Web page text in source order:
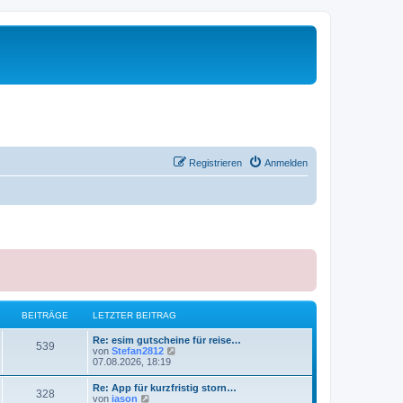
Anmelden
Registrieren
BEITRÄGE LETZTER BEITRAG
539
Re: esim gutscheine für reise…
von Stefan2812
e
s
07.08.2026, 18:19
328
Re: App für kurzfristig storn…
von iason